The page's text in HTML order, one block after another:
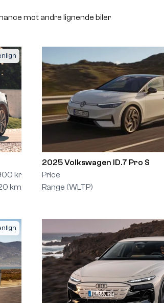
mot andre lignende biler
kr
km
2025 Volkswagen ID.7 Pro S
Price
Range (WLTP)